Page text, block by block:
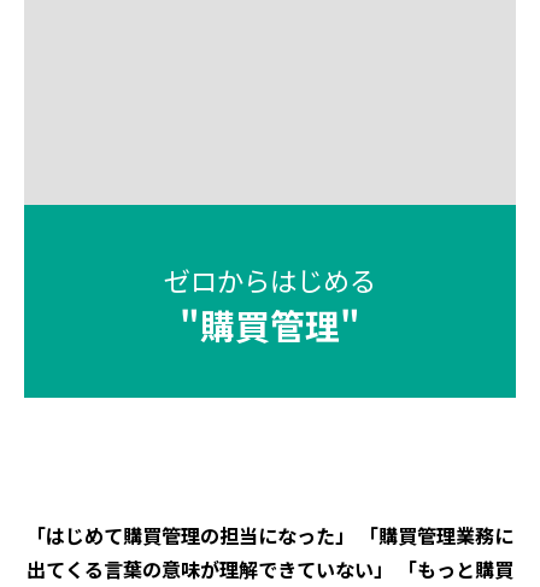
ゼロからはじめる
"購買管理"
「はじめて購買管理の担当になった」 「購買管理業務に
出てくる言葉の意味が理解できていない」 「もっと購買